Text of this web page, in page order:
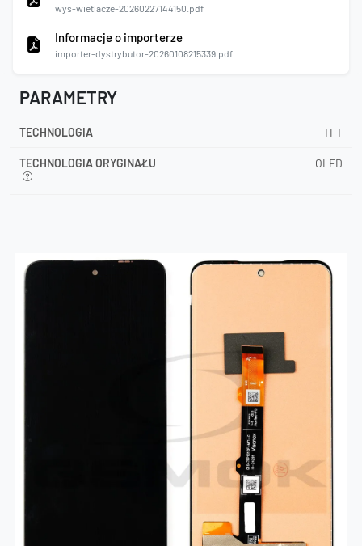
wys-wietlacze-20260227144150.pdf
Informacje o importerze
importer-dystrybutor-20260108215339.pdf
PARAMETRY
TECHNOLOGIA TFT
TECHNOLOGIA ORYGINAŁU OLED